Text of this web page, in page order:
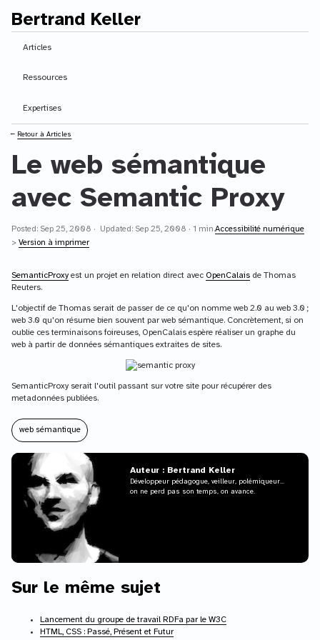
Contenu principal
Bertrand Keller
Articles
Ressources
Expertises
⭠ Retour à Articles
Le web sémantique
avec Semantic Proxy
Posted: Sep 25, 2008 · Updated: Sep 25, 2008 · 1 min.Accessibilité numérique
> Version à imprimer
SemanticProxy est un projet en relation direct avec OpenCalais de Thomas
Reuters.
L'objectif de Thomas serait de passer de ce qu'on nomme web 2.0 au web 3.0 ;
web 3.0 qu'on résume bien souvent par web sémantique. Concrètement, si on
oublie ces terminaisons foireuses, OpenCalais espère réaliser un graphe du
web à partir de données sémantiques extraites de sites.
SemanticProxy serait l'outil passant sur votre site pour récupérer des
metadonnées publiées.
web sémantique
Auteur : Bertrand Keller
Développeur pédagogue, veilleur, polémiqueur...
on ne perd pas son temps, on avance.
Sur le même sujet
Lancement du groupe de travail RDFa par le W3C
HTML, CSS : Passé, Présent et Futur